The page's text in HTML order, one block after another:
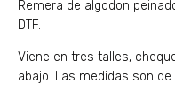
Remera de algodon
DTF.
Viene en tres talles,
abajo. Las medidas son